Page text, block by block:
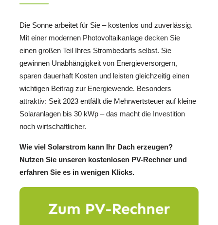
Die Sonne arbeitet für Sie – kostenlos und zuverlässig.
Mit einer modernen Photovoltaikanlage decken Sie
einen großen Teil Ihres Strombedarfs selbst. Sie
gewinnen Unabhängigkeit von Energieversorgern,
sparen dauerhaft Kosten und leisten gleichzeitig einen
wichtigen Beitrag zur Energiewende. Besonders
attraktiv: Seit 2023 entfällt die Mehrwertsteuer auf kleine
Solaranlagen bis 30 kWp – das macht die Investition
noch wirtschaftlicher.
Wie viel Solarstrom kann Ihr Dach erzeugen?
Nutzen Sie unseren kostenlosen PV-Rechner und
erfahren Sie es in wenigen Klicks.